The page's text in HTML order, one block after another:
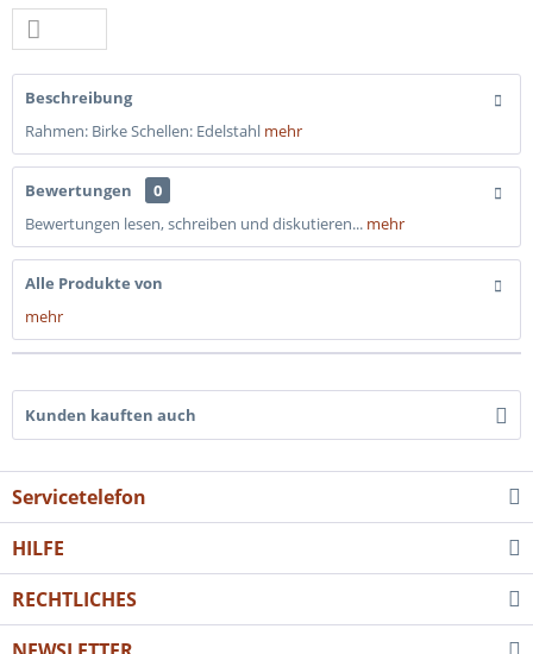
Beschreibung
Rahmen: Birke Schellen: Edelstahl mehr
Bewertungen
0
Bewertungen lesen, schreiben und diskutieren... mehr
Alle Produkte von
mehr
Kunden kauften auch
Servicetelefon
HILFE
RECHTLICHES